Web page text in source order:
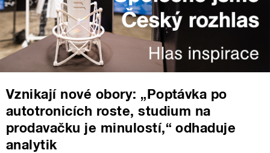
Vznikají nové obory: „Poptávka po
autotronicích roste, studium na
prodavačku je minulostí,“ odhaduje
analytik